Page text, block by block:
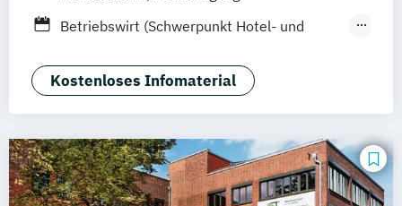
Mannheim
Wertheim Wien
Frankfurt am Main Hamm Zürich
Betriebswirt (Schwerpunkt Hotel- und
Betriebswirtschaft und Hotelmanagement
Kostenloses Infomaterial